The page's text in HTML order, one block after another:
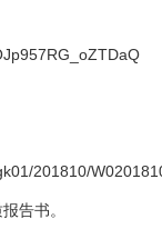
201810/
告书。